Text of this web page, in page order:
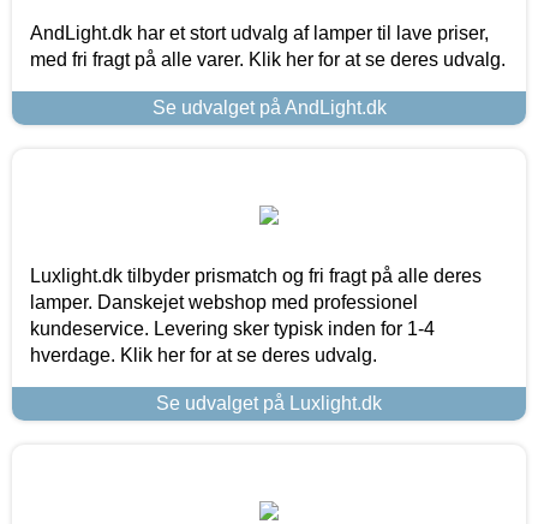
AndLight.dk har et stort udvalg af lamper til lave priser,
med fri fragt på alle varer. Klik her for at se deres udvalg.
Se udvalget på AndLight.dk
Luxlight.dk tilbyder prismatch og fri fragt på alle deres
lamper. Danskejet webshop med professionel
kundeservice. Levering sker typisk inden for 1-4
hverdage. Klik her for at se deres udvalg.
Se udvalget på Luxlight.dk